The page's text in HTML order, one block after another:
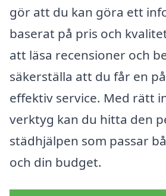
gör att du kan göra ett
baserat på pris och
att läsa recensioner och
säkerställa att du får en
effektiv service. Med rätt
verktyg kan du hitta den
städhjälpen som passar
och din budget.